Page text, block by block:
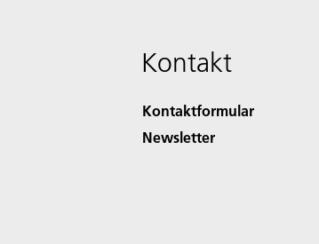
Kontakt
Kontaktformular
Newsletter